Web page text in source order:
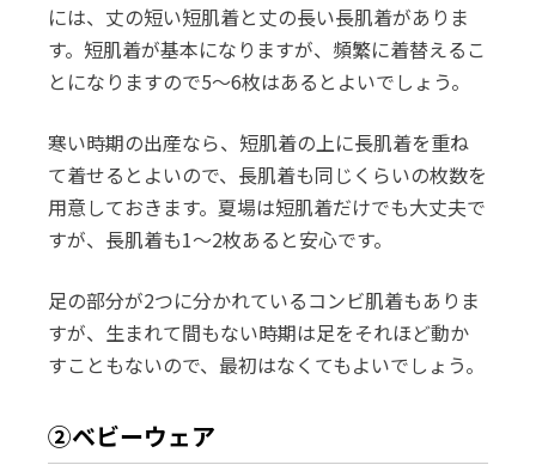
には、丈の短い短肌着と丈の長い長肌着がありま
す。短肌着が基本になりますが、頻繁に着替えるこ
とになりますので5～6枚はあるとよいでしょう。
寒い時期の出産なら、短肌着の上に長肌着を重ね
て着せるとよいので、長肌着も同じくらいの枚数を
用意しておきます。夏場は短肌着だけでも大丈夫で
すが、長肌着も1～2枚あると安心です。
足の部分が2つに分かれているコンビ肌着もありま
すが、生まれて間もない時期は足をそれほど動か
すこともないので、最初はなくてもよいでしょう。
②ベビーウェア